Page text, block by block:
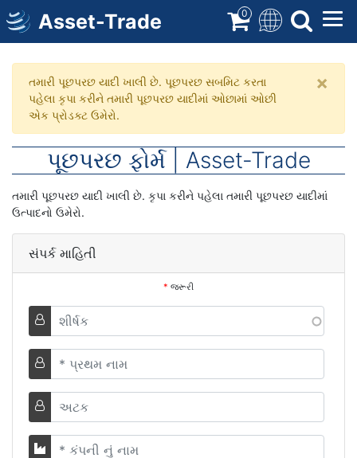
સામગ્રી
પર
જાઓ
Asset-Trade 0
ચેતવણી
સંદેશ
તમારી પૂછપરછ યાદી ખાલી છે. પૂછપરછ સબમિટ કરતા
પહેલા કૃપા કરીને તમારી પૂછપરછ યાદીમાં ઓછામાં ઓછી
એક પ્રોડક્ટ ઉમેરો.
×
પૂછપરછ ફોર્મ | Asset-Trade
તમારી પૂછપરછ યાદી ખાલી છે. કૃપા કરીને પહેલા તમારી પૂછપરછ યાદીમાં
ઉત્પાદનો ઉમેરો.
સંપર્ક માહિતી
* જરૂરી
શીર્ષક
પ્રથમ
અટક
કંપનીનું